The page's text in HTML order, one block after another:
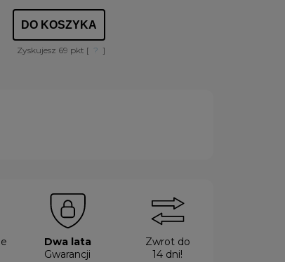
DO KOSZYKA
Zyskujesz 69 pkt [ ? ]
Dwa lata
Gwarancji
Zwrot do
14 dni!